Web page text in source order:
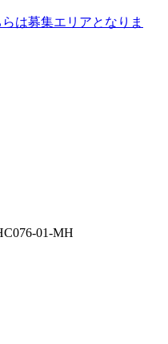
は募集エリアとなりま
01-MH